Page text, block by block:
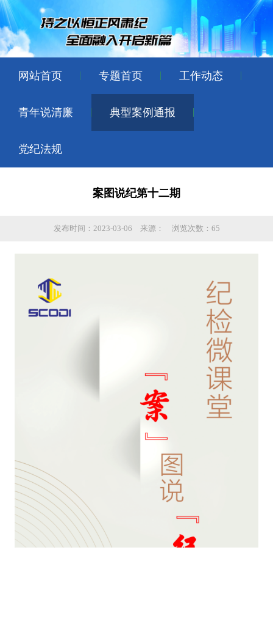
网站首页 专题首页 工作动态
青年说清廉 典型案例通报
党纪法规
案图说纪第十二期
发布时间：2023-03-06 来源： 浏览次数：65